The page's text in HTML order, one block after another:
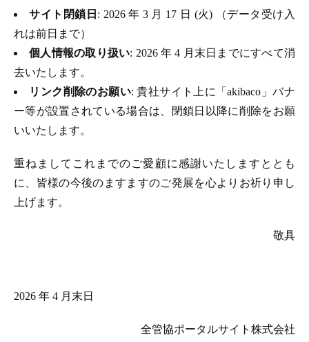
サイト閉鎖日 : 2026 年 3 月 17 日 (火) （データ受け入
れは前日まで）
個人情報の取り扱い: 2026 年 4 月末日までにすべて消
去いたします。
リンク削除のお願い: 貴社サイト上に「akibaco」バナ
ー等が設置されている場合は、閉鎖日以降に削除をお願
いいたします。
重ねましてこれまでのご愛顧に感謝いたしますととも
に、皆様の今後のますますのご発展を心よりお祈り申し
上げます。
敬具
2026 年 4 月末日
全管協ポータルサイト株式会社